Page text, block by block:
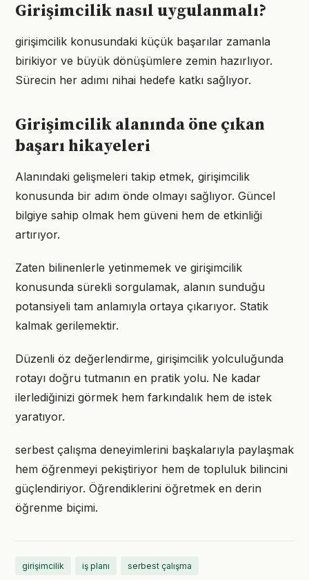
Girişimcilik nasıl uygulanmalı?
girişimcilik konusundaki küçük başarılar zamanla
birikiyor ve büyük dönüşümlere zemin hazırlıyor.
Sürecin her adımı nihai hedefe katkı sağlıyor.
Girişimcilik alanında öne çıkan
başarı hikayeleri
Alanındaki gelişmeleri takip etmek, girişimcilik
konusunda bir adım önde olmayı sağlıyor. Güncel
bilgiye sahip olmak hem güveni hem de etkinliği
artırıyor.
Zaten bilinenlerle yetinmemek ve girişimcilik
konusunda sürekli sorgulamak, alanın sunduğu
potansiyeli tam anlamıyla ortaya çıkarıyor. Statik
kalmak gerilemektir.
Düzenli öz değerlendirme, girişimcilik yolculuğunda
rotayı doğru tutmanın en pratik yolu. Ne kadar
ilerlediğinizi görmek hem farkındalık hem de istek
yaratıyor.
serbest çalışma deneyimlerini başkalarıyla paylaşmak
hem öğrenmeyi pekiştiriyor hem de topluluk bilincini
güçlendiriyor. Öğrendiklerini öğretmek en derin
öğrenme biçimi.
girişimcilik iş planı serbest çalışma